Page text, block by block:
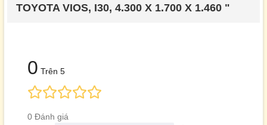
TOYOTA VIOS, I30, 4.300 X 1.700 X 1.460 "
0 Trên 5
0 Đánh giá